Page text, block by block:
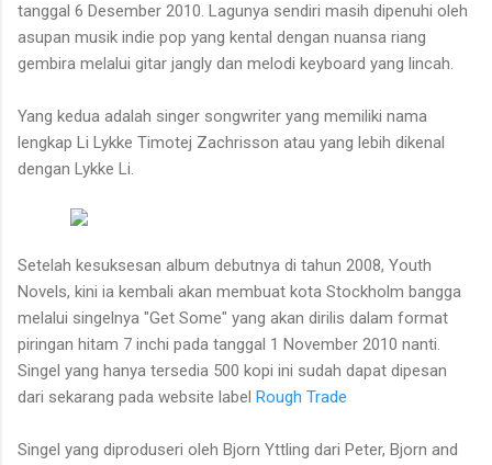
tanggal 6 Desember 2010. Lagunya sendiri masih dipenuhi oleh
asupan musik indie pop yang kental dengan nuansa riang
gembira melalui gitar jangly dan melodi keyboard yang lincah.
Yang kedua adalah singer songwriter yang memiliki nama
lengkap Li Lykke Timotej Zachrisson atau yang lebih dikenal
dengan Lykke Li.
Setelah kesuksesan album debutnya di tahun 2008, Youth
Novels, kini ia kembali akan membuat kota Stockholm bangga
melalui singelnya "Get Some" yang akan dirilis dalam format
piringan hitam 7 inchi pada tanggal 1 November 2010 nanti.
Singel yang hanya tersedia 500 kopi ini sudah dapat dipesan
dari sekarang pada website label Rough Trade
Singel yang diproduseri oleh Bjorn Yttling dari Peter, Bjorn and